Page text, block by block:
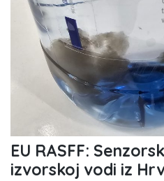
EU RASFF:
izvorskoj vodi iz